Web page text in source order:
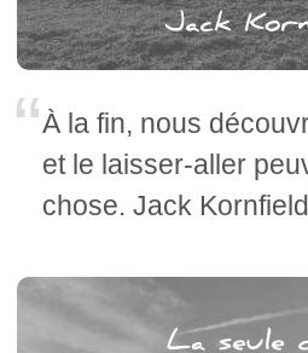
À la fin, nous
et le laisser-aller
chose. Jack Kornfield